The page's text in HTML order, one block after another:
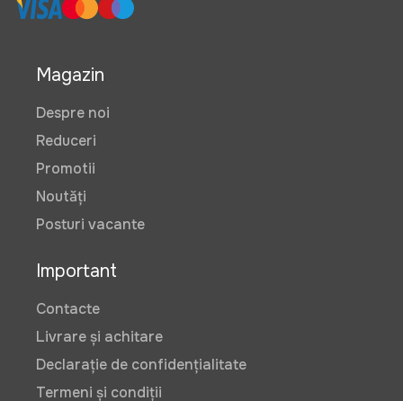
Magazin
Despre noi
Reduceri
Promotii
Noutăți
Posturi vacante
Important
Contacte
Livrare și achitare
Declarație de confidențialitate
Termeni și condiții